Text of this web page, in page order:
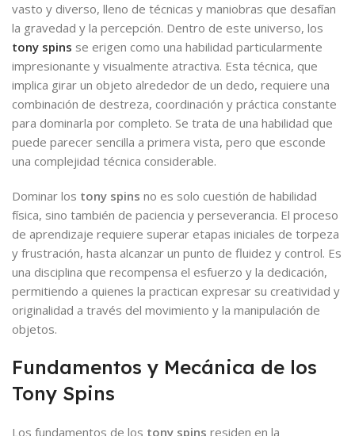
vasto y diverso, lleno de técnicas y maniobras que desafían
la gravedad y la percepción. Dentro de este universo, los
tony spins se erigen como una habilidad particularmente
impresionante y visualmente atractiva. Esta técnica, que
implica girar un objeto alrededor de un dedo, requiere una
combinación de destreza, coordinación y práctica constante
para dominarla por completo. Se trata de una habilidad que
puede parecer sencilla a primera vista, pero que esconde
una complejidad técnica considerable.
Dominar los tony spins no es solo cuestión de habilidad
física, sino también de paciencia y perseverancia. El proceso
de aprendizaje requiere superar etapas iniciales de torpeza
y frustración, hasta alcanzar un punto de fluidez y control. Es
una disciplina que recompensa el esfuerzo y la dedicación,
permitiendo a quienes la practican expresar su creatividad y
originalidad a través del movimiento y la manipulación de
objetos.
Fundamentos y Mecánica de los
Tony Spins
Los fundamentos de los tony spins residen en la